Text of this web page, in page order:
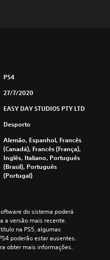
PS4
27/7/2020
EASY DAY STUDIOS PTY LTD
Desporto
Alemão, Espanhol, Francês
(Canadá), Francês (França),
Inglês, Italiano, Português
(Brasil), Português
(Portugal)
do sistema poderá
a versão mais recente.
na PS5, algumas
poderão estar ausentes.
obter mais informações.